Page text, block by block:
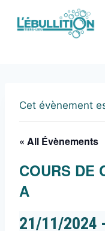
Cet évènement
« All Évènements
COURS DE
A
21/11/2024